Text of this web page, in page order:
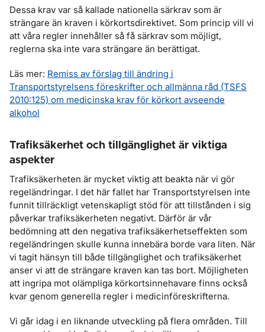
Dessa krav var så kallade nationella särkrav som är
strängare än kraven i körkortsdirektivet. Som princip vill vi
att våra regler innehåller så få särkrav som möjligt,
reglerna ska inte vara strängare än berättigat.
Läs mer: Remiss av förslag till ändring i
Transportstyrelsens föreskrifter och allmänna råd (TSFS
2010:125) om medicinska krav för körkort avseende
alkohol
Trafiksäkerhet och tillgänglighet är viktiga
aspekter
Trafiksäkerheten är mycket viktig att beakta när vi gör
regeländringar. I det här fallet har Transportstyrelsen inte
funnit tillräckligt vetenskapligt stöd för att tillstånden i sig
påverkar trafiksäkerheten negativt. Därför är vår
bedömning att den negativa trafiksäkerhetseffekten som
regeländringen skulle kunna innebära borde vara liten. När
vi tagit hänsyn till både tillgänglighet och trafiksäkerhet
anser vi att de strängare kraven kan tas bort. Möjligheten
att ingripa mot olämpliga körkortsinnehavare finns också
kvar genom generella regler i medicinföreskrifterna.
Vi går idag i en liknande utveckling på flera områden. Till